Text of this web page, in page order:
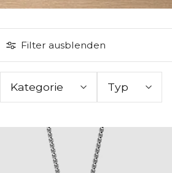
Filter ausblenden
Kategorie Typ